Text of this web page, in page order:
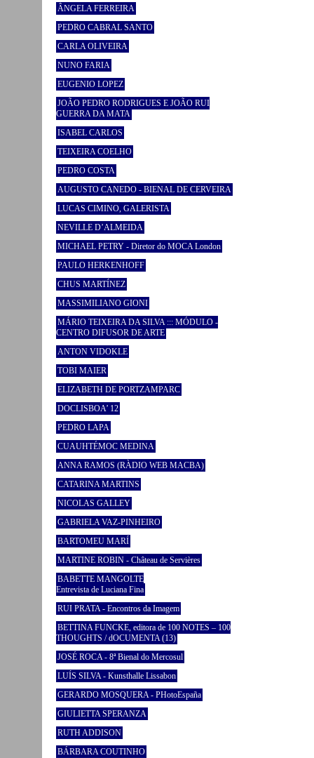
ÂNGELA FERREIRA
PEDRO CABRAL SANTO
CARLA OLIVEIRA
NUNO FARIA
EUGENIO LOPEZ
JOÃO PEDRO RODRIGUES E JOÃO RUI
GUERRA DA MATA
ISABEL CARLOS
TEIXEIRA COELHO
PEDRO COSTA
AUGUSTO CANEDO - BIENAL DE CERVEIRA
LUCAS CIMINO, GALERISTA
NEVILLE D’ALMEIDA
MICHAEL PETRY - Diretor do MOCA London
PAULO HERKENHOFF
CHUS MARTÍNEZ
MASSIMILIANO GIONI
MÁRIO TEIXEIRA DA SILVA ::: MÓDULO -
CENTRO DIFUSOR DE ARTE
ANTON VIDOKLE
TOBI MAIER
ELIZABETH DE PORTZAMPARC
DOCLISBOA’ 12
PEDRO LAPA
CUAUHTÉMOC MEDINA
ANNA RAMOS (RÀDIO WEB MACBA)
CATARINA MARTINS
NICOLAS GALLEY
GABRIELA VAZ-PINHEIRO
BARTOMEU MARÍ
MARTINE ROBIN - Château de Servières
BABETTE MANGOLTE
Entrevista de Luciana Fina
RUI PRATA - Encontros da Imagem
BETTINA FUNCKE, editora de 100 NOTES – 100
THOUGHTS / dOCUMENTA (13)
JOSÉ ROCA - 8ª Bienal do Mercosul
LUÍS SILVA - Kunsthalle Lissabon
GERARDO MOSQUERA - PHotoEspaña
GIULIETTA SPERANZA
RUTH ADDISON
BÁRBARA COUTINHO